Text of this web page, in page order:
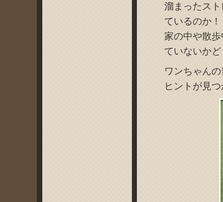
溜まったス
ているのか！
家の中や散
ていないか
ワンちゃん
ヒントが見